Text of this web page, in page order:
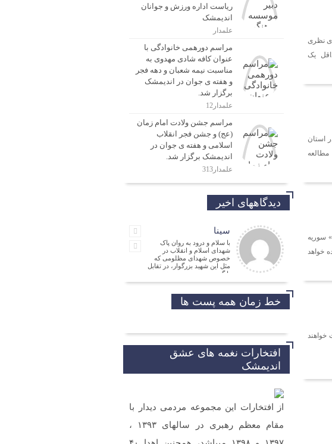
نظری
یک
اندیمشک در استان
سوریه
خواهد
خواهند
ریاست اداره ورزش و جوانان
اندیمشک
علمدار
مراسم دورهمی خانوادگی با
عنوان کافه شادی مهدوی به
مناسبت نیمه شعبان و دهه فجر
و هفته ی جوان در اندیمشک
برگزار شد.
علمدار12
مراسم جشن ولادت امام زمان
(عج) و جشن فجر انقلاب
اسلامی و هفته ی جوان در
اندیمشک برگزار شد.
علمدار313
دیدگاههای اخیر
سینا
با سلام و درود به روان پاک
شهدای اسلام و انقلاب در
خصوص شهدای مظلومی که
مثل این شهید بزرگوار، در تقابل
با گروه
جمالی نسب
موفق باشید و تندرست
مهدی شریفی
خداروشکر که جوانانی مثه شما
داریم.
مدیر
سلام و ارادت. بله از طریق خط
تلفن شما در شبکه های مجازی
ارسال گردید.
خط زمان همه پست ها
افتخارات نغمه های عشق
اندیمشک
از افتخارات این مجموعه مردمی دیدار با
مقام معظم رهبری در سالهای ۱۳۹۳ ،